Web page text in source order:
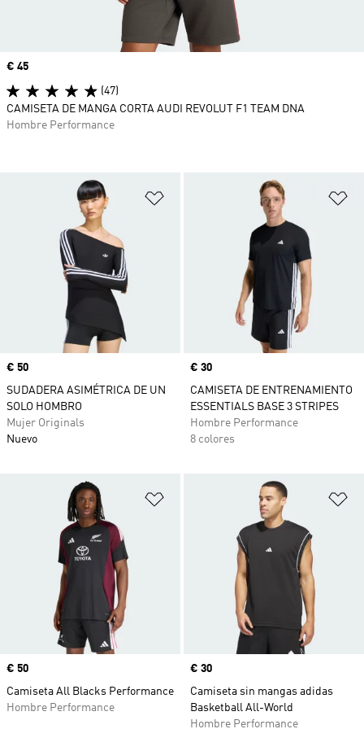
Añadir a la lista de deseos
Precio
€ 50
SUDADERA ASIMÉTRICA DE UN
SOLO HOMBRO
Mujer Originals
Nuevo
Precio
€ 30
CAMISETA DE ENTRENAMIENTO
ESSENTIALS BASE 3 STRIPES
Hombre Performance
8 colores
Añadir a la lista de deseos
Precio
€ 50
Camiseta All Blacks Performance
Hombre Performance
Precio
€ 30
Camiseta sin mangas adidas
Basketball All-World
Hombre Performance
Precio
€ 45
(47)
CAMISETA DE MANGA CORTA AUDI REVOLUT F1 TEAM DNA
Hombre Performance